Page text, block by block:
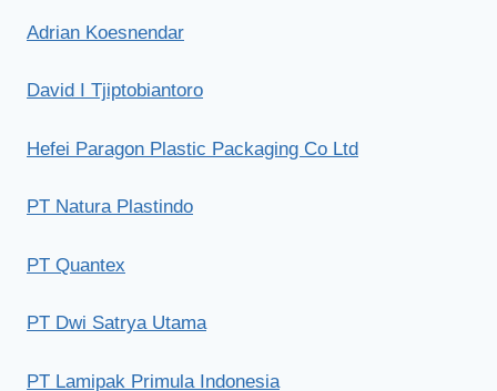
Adrian Koesnendar
David I Tjiptobiantoro
Hefei Paragon Plastic Packaging Co Ltd
PT Natura Plastindo
PT Quantex
PT Dwi Satrya Utama
PT Lamipak Primula Indonesia